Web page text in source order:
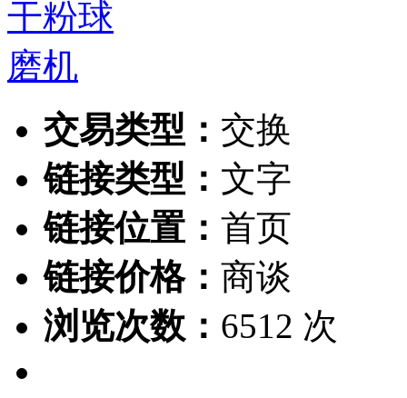
交易类型： 交换
链接类型： 文字
链接位置： 首页
链接价格： 商谈
浏览次数： 6512 次